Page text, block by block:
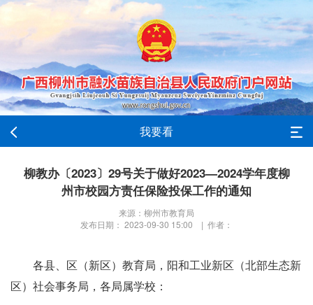
我要看
柳教办〔2023〕29号关于做好2023—2024学年度柳
州市校园方责任保险投保工作的通知
来源：柳州市教育局
发布日期： 2023-09-30 15:00 | 作者：
各县、区（新区）教育局，阳和工业新区（北部生态新
区）社会事务局，各局属学校：